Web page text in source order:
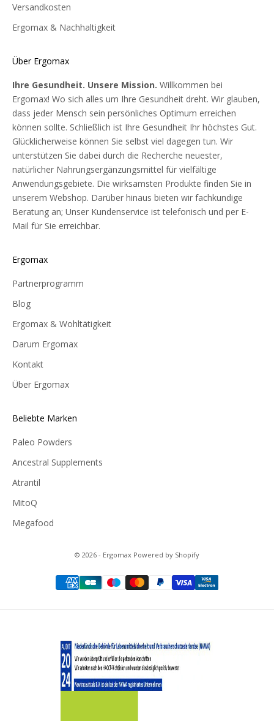
Versandkosten
Ergomax & Nachhaltigkeit
Über Ergomax
Ihre Gesundheit. Unsere Mission. Willkommen bei
Ergomax! Wo sich alles um Ihre Gesundheit dreht. Wir glauben,
dass jeder Mensch sein persönliches Optimum erreichen
können sollte. Schließlich ist Ihre Gesundheit Ihr höchstes Gut.
Glücklicherweise können Sie selbst viel dagegen tun. Wir
unterstützen Sie dabei durch die Recherche neuester,
natürlicher Nahrungsergänzungsmittel für vielfältige
Anwendungsgebiete. Die wirksamsten Produkte finden Sie in
unserem Webshop. Darüber hinaus bieten wir fachkundige
Beratung an; Unser Kundenservice ist telefonisch und per E-
Mail für Sie erreichbar.
Ergomax
Partnerprogramm
Blog
Ergomax & Wohltätigkeit
Darum Ergomax
Kontakt
Über Ergomax
Beliebte Marken
Paleo Powders
Ancestral Supplements
Atrantil
MitoQ
Megafood
© 2026 - Ergomax Powered by Shopify